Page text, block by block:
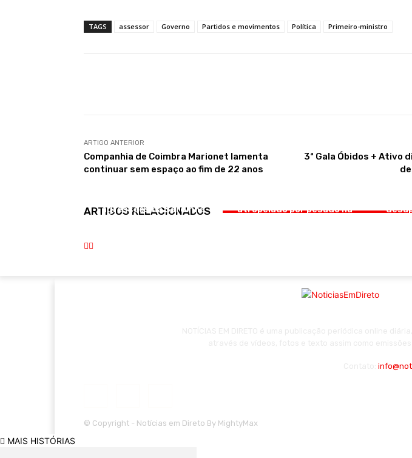
TAGS assessor Governo Partidos e movimentos Política Primeiro-ministro
ARTIGO ANTERIOR
Companhia de Coimbra Marionet lamenta
continuar sem espaço ao fim de 22 anos
3ª Gala Óbidos + Ativo
ARTIGOS RELACIONADOS
agressões na Sardinha
atropelado por pesado na
© Copyright - Notícias em Direto By MightyMax
MAIS HISTÓRIAS